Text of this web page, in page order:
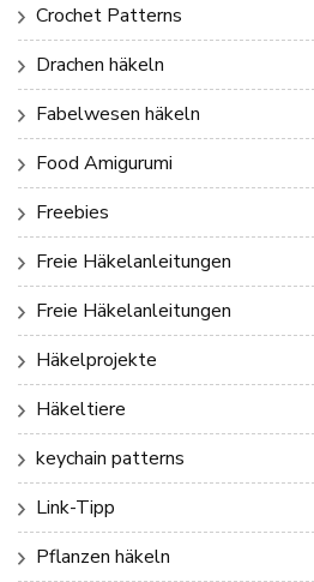
Crochet Patterns
Drachen häkeln
Fabelwesen häkeln
Food Amigurumi
Freebies
Freie Häkelanleitungen
Freie Häkelanleitungen
Häkelprojekte
Häkeltiere
keychain patterns
Link-Tipp
Pflanzen häkeln